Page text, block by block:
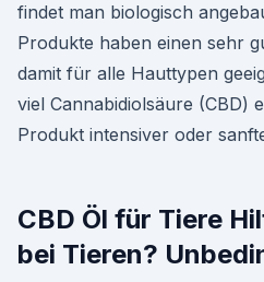
findet man biologisch
Produkte haben einen sehr
damit für alle Hauttypen
viel Cannabidiolsäure (CBD)
Produkt intensiver oder
CBD Öl für Tiere
bei Tieren?